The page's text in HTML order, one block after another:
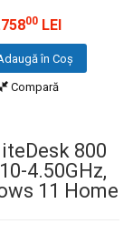
00LEI
în Coş
Compară
800
4.50GHz,
11 Home